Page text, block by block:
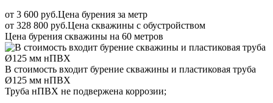
от 3 600 руб.Цена бурения за метр
от 328 800 руб.Цена скважины с обустройством
Цена бурения скважины на 60 метров
В стоимость входит бурение скважины и пластиковая труба
Ø125 мм нПВХ
Труба нПВХ не подвержена коррозии;